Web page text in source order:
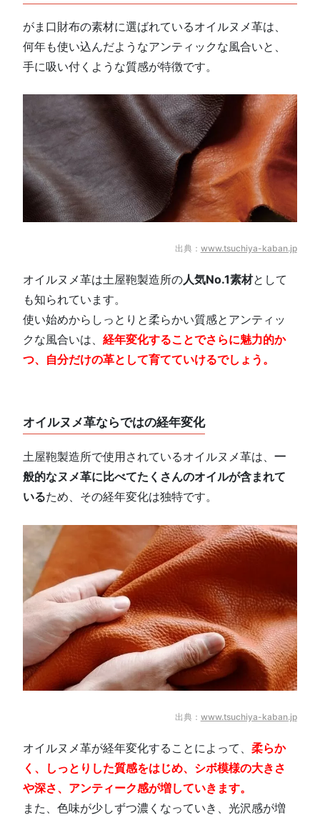
がま口財布の素材に選ばれているオイルヌメ革は、
何年も使い込んだようなアンティックな風合いと、
手に吸い付くような質感が特徴です。
出典： www.tsuchiya-kaban.jp
オイルヌメ革は土屋鞄製造所の人気No.1素材として
も知られています。
使い始めからしっとりと柔らかい質感とアンティッ
クな風合いは、経年変化することでさらに魅力的か
つ、自分だけの革として育てていけるでしょう。
オイルヌメ革ならではの経年変化
土屋鞄製造所で使用されているオイルヌメ革は、一
般的なヌメ革に比べてたくさんのオイルが含まれて
いるため、その経年変化は独特です。
出典： www.tsuchiya-kaban.jp
オイルヌメ革が経年変化することによって、柔らか
く、しっとりした質感をはじめ、シボ模様の大きさ
や深さ、アンティーク感が増していきます。
また、色味が少しずつ濃くなっていき、光沢感が増